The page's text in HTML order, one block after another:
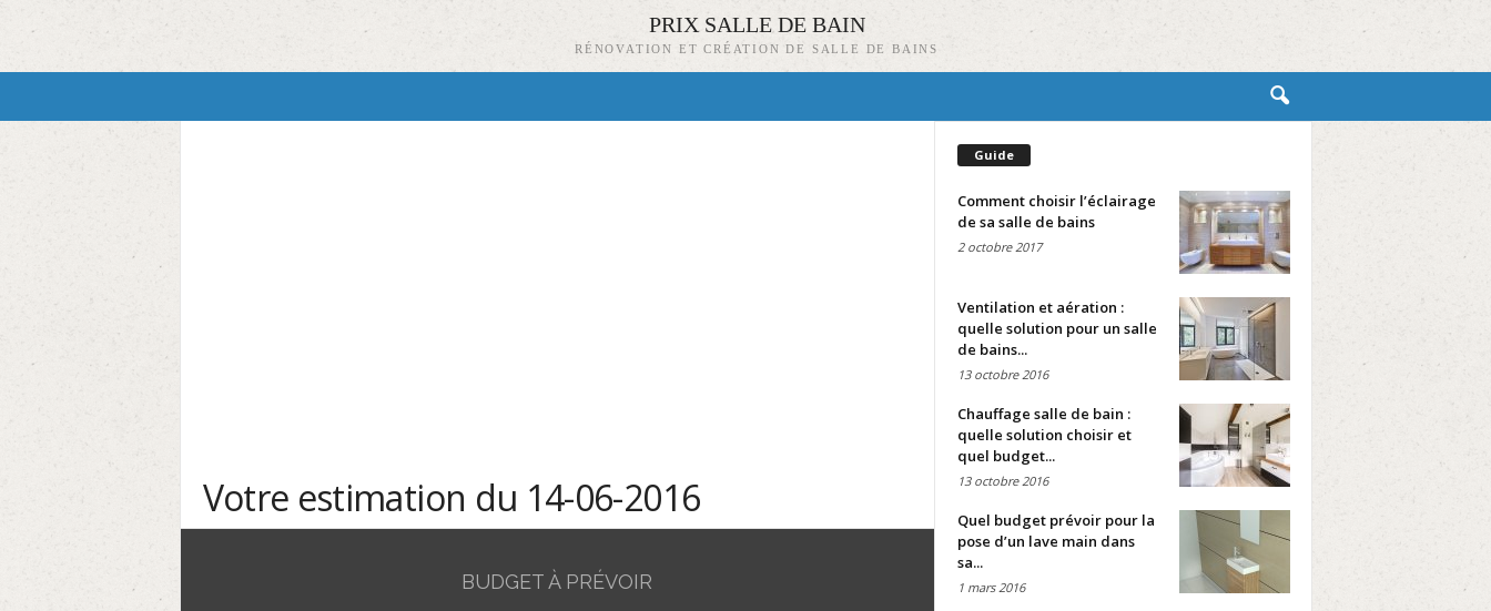
PRIX SALLE DE BAIN
RÉNOVATION ET CRÉATION DE SALLE DE BAINS
Votre estimation du 14-06-2016
BUDGET À PRÉVOIR
Guide
Comment choisir l’éclairage
de sa salle de bains
2 octobre 2017
Ventilation et aération :
quelle solution pour un salle
de bains...
13 octobre 2016
Chauffage salle de bain :
quelle solution choisir et
quel budget...
13 octobre 2016
Quel budget prévoir pour la
pose d’un lave main dans
sa...
1 mars 2016